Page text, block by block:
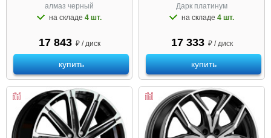
алмаз чeрный
на складе 4 шт.
17 843 ₽ / диск
купить
Дарк платинум
на складе 4 шт.
17 333 ₽ / диск
купить